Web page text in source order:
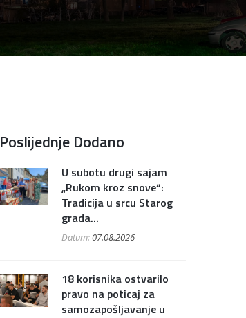
Poslijednje Dodano
U subotu drugi sajam
„Rukom kroz snove“:
Tradicija u srcu Starog
grada...
Datum:07.08.2026
18 korisnika ostvarilo
pravo na poticaj za
samozapošljavanje u